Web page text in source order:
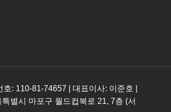
: 110-81-74657 | 대표이사: 이준호 |
별시 마포구 월드컵북로 21, 7층 (서